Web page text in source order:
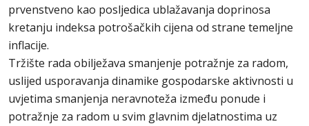
prvenstveno kao posljedica ublažavanja doprinosa
kretanju indeksa potrošačkih cijena od strane temeljne
inflacije.
Tržište rada obilježava smanjenje potražnje za radom,
uslijed usporavanja dinamike gospodarske aktivnosti u
uvjetima smanjenja neravnoteža između ponude i
potražnje za radom u svim glavnim djelatnostima uz